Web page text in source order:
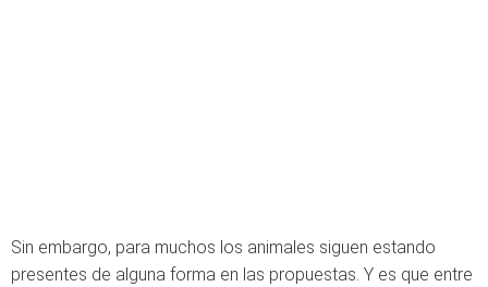
Sin embargo, para muchos los animales siguen estando
presentes de alguna forma en las propuestas. Y es que entre